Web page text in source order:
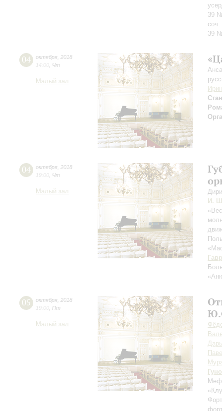
39
39
04 октября 2018
14:00 Чт
Малый зал
04 октября 2018
19:00 Чт
Малый зал
И.
05 октября 2018
19:00 Пт
Малый зал
Гуно